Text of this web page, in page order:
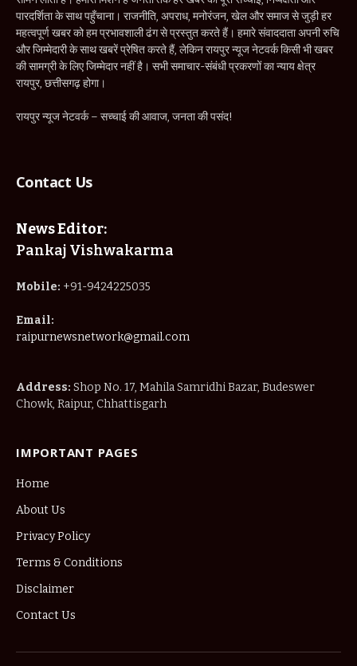
पारदर्शिता के साथ पहुँचाना। राजनीति, अपराध, मनोरंजन, खेल और समाज से जुड़ी हर
महत्वपूर्ण खबर को हम प्रभावशाली ढंग से प्रस्तुत करते हैं। हमारे संवाददाता अपनी रुचि
और जिम्मेदारी के साथ खबरें प्रेषित करते हैं, लेकिन रायपुर न्यूज नेटवर्क किसी भी खबर
की सामग्री के लिए जिम्मेदार नहीं है। सभी समाचार-संबंधी प्रकरणों का न्याय क्षेत्र
रायपुर, छत्तीसगढ़ होगा।
रायपुर न्यूज नेटवर्क – सच्चाई की आवाज, जनता की पसंद!
Contact Us
News Editor:
Pankaj Vishwakarma
Mobile: +91-9424225035
Email:
raipurnewsnetwork@gmail.com
Address: Shop No. 17, Mahila Samridhi Bazar, Budeswer
Chowk, Raipur, Chhattisgarh
IMPORTANT PAGES
Home
About Us
Privacy Policy
Terms & Conditions
Disclaimer
Contact Us